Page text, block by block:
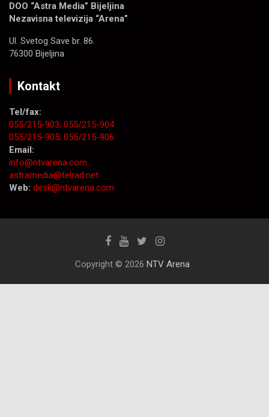
DOO “Astra Media” Bijeljina
Nezavisna televizija “Arena”
Ul. Svetog Save br. 86.
76300 Bijeljina
Kontakt
Tel/fax:
055/215-903; 055/215-904
055/215-905; 055/215-906
Email:
info@ntvarena.com
astramedia@telrad.net
Web: desk@ntvarena.com
Copyright © 2026 NTV Arena